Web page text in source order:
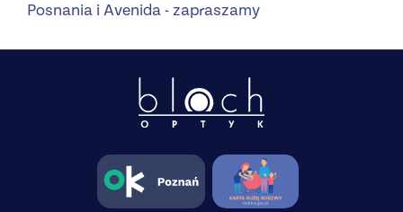
Posnania i Avenida - zapraszamy